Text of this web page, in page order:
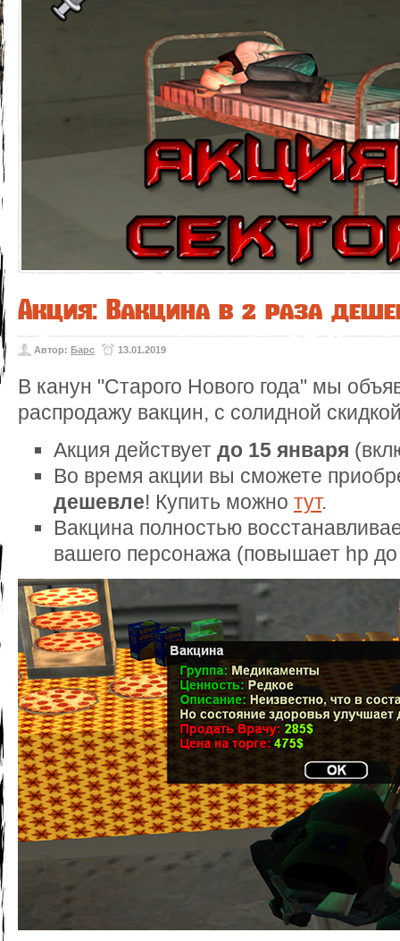
Акция: Вакцина в 2 раза
Автор: Барс 13.01.2019
В канун "Старого Нового года" мы
распродажу вакцин, с солидной
Акция действует до 15 января
Во время акции вы сможете
дешевле! Купить можно тут.
Вакцина полностью
вашего персонажа (повышает hp